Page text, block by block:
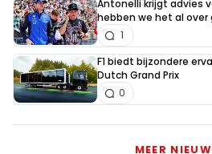
Antonelli krijgt advies
hebben we het al over
1
F1 biedt bijzondere
Dutch Grand Prix
0
MEER